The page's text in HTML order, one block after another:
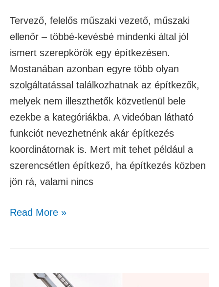
Tervező, felelős műszaki vezető, műszaki
ellenőr – többé-kevésbé mindenki által jól
ismert szerepkörök egy építkezésen.
Mostanában azonban egyre több olyan
szolgáltatással találkozhatnak az építkezők,
melyek nem illeszthetők közvetlenül bele
ezekbe a kategóriákba. A videóban látható
funkciót nevezhetnénk akár építkezés
koordinátornak is. Mert mit tehet például a
szerencsétlen építkező, ha építkezés közben
jön rá, valami nincs
Read More »
Családi